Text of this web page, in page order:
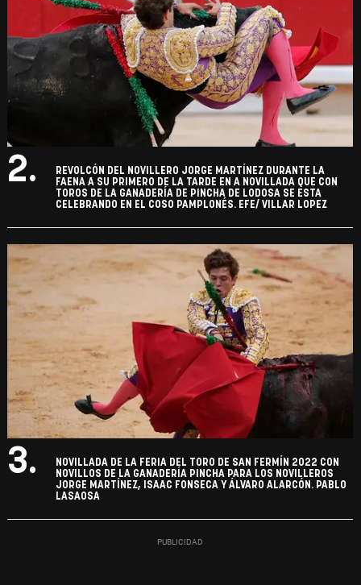
2.
REVOLCÓN DEL NOVILLERO JORGE MARTÍNEZ DURANTE LA
FAENA A SU PRIMERO DE LA TARDE EN A NOVILLADA QUE CON
TOROS DE LA GANADERÍA DE PINCHA DE LODOSA SE ESTA
CELEBRANDO EN EL COSO PAMPLONÉS. EFE/ VILLAR LOPEZ
3.
NOVILLADA DE LA FERIA DEL TORO DE SAN FERMÍN 2022 CON
NOVILLOS DE LA GANADERÍA PINCHA PARA LOS NOVILLEROS
JORGE MARTÍNEZ, ISAAC FONSECA Y ÁLVARO ALARCÓN. PABLO
LASAOSA